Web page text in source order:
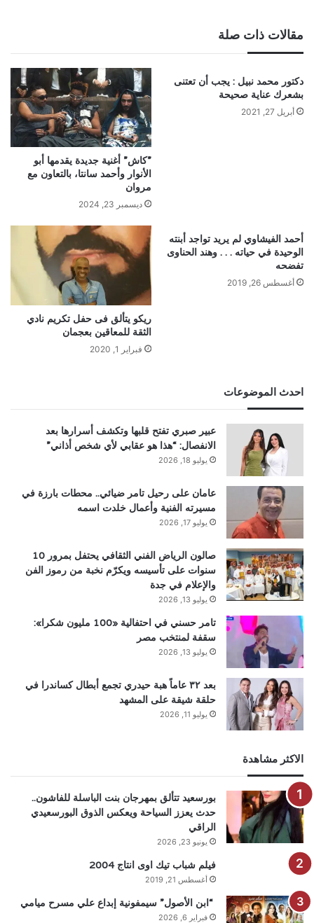
مقالات ذات صلة
دكتور محمد نبيل : يجب أن تعتنى
بشعرك عناية صحيحة
أبريل 27, 2021
‏”كاش” أغنية جديدة يقدمها أبو
الأنوار وأحمد سانتا، بالتعاون مع
مروان
ديسمبر 23, 2024
أحمد الفيشاوي لم يريد تواجد أبنته
الوحيدة في حياته . . . وهند الحناوى
تفضحه
أغسطس 26, 2019
ريكو يتألق فى حفل تكريم نادي
الثقة للمعاقين بعجمان
فبراير 1, 2020
احدث الموضوعات
عبير صبري تفتح قلبها وتكشف أسرارها بعد
الانفصال: “هذا هو عقابي لأي شخص أذاني”
يوليو 18, 2026
عامان على رحيل تامر ضيائي.. محطات بارزة في
مسيرته الفنية وأعمال خلدت اسمه
يوليو 17, 2026
صالون الرياض الفني الثقافي يحتفل بمرور 10
سنوات على تأسيسه ويكرّم نخبة من رموز الفن
والإعلام في جدة
يوليو 13, 2026
تامر حسني في احتفالية «100 مليون شكرا»:
سقفة لمنتخب مصر
يوليو 13, 2026
بعد ٣٢ عاماً هبة حيدري تجمع أبطال كساندرا في
حلقة شيقة على المشهد
يوليو 11, 2026
الاكثر مشاهدة
بورسعيد تتألق بمهرجان بنت الباسلة للفاشون..
حدث يعزز السياحة ويعكس الذوق البورسعيدي
الراقي
يونيو 23, 2026
فيلم شباب تيك اوى انتاج 2004
أغسطس 21, 2019
“ابن الأصول” سيمفونية إبداع علي مسرح ميامي
فبراير 6, 2026